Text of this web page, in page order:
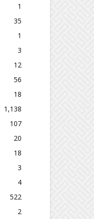
1
35
1
3
12
56
18
1,138
107
20
18
3
4
522
2